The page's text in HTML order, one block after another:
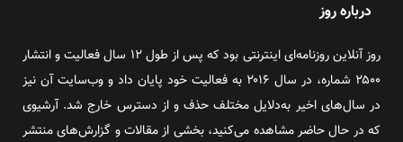
درباره روز
روز آنلاین روزنامه‌ای اینترنتی بود که پس از طول ۱۲ سال فعالیت و انتشار
۲۵۰۰ شماره، در سال ۲۰۱۶ به فعالیت خود پایان داد و وب‌سایت آن نیز
در سال‌های اخیر به‌دلایل مختلف حذف و از دسترس خارج شد. آرشیوی
که در حال حاضر مشاهده می‌کنید، بخشی از مقالات و گزارش‌های منتشر